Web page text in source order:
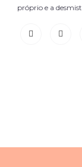
próprio e a